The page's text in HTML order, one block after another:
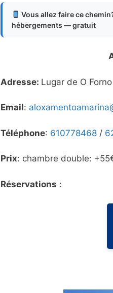
Vous allez faire ce
hébergements — gratuit
Adresse: Lugar de O Forno
Email:
Téléphone: 610778468 /
Prix: chambre double:
Réservations :